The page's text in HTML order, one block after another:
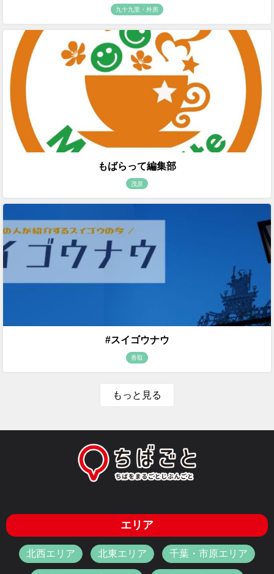
九十九里・外房
もばらって編集部
茂原
#スイゴウナウ
香取
もっと見る
エリア
北西エリア 北東エリア 千葉・市原エリア